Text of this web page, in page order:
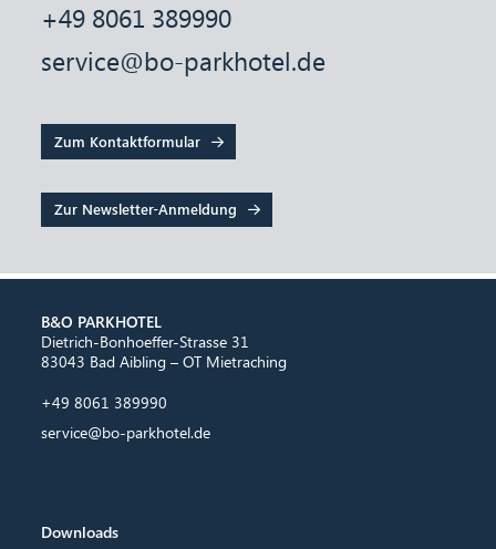
+49 8061 389990
service@bo-parkhotel.de
Zum Kontaktformular
Zur Newsletter-Anmeldung
B&O PARKHOTEL
Dietrich-Bonhoeffer-Strasse 31
83043 Bad Aibling – OT Mietraching
+49 8061 389990
service@bo-parkhotel.de
Downloads